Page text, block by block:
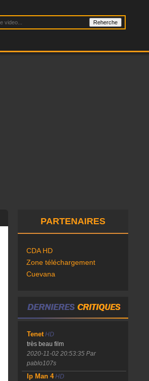
PARTENAIRES
CDA HD
Zone téléchargement
Cuevana
TenetHD
très beau film
2020-11-02 20:53:35 Par
pablo107s
Ip Man 4HD